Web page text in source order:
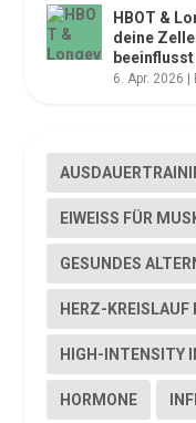
HBOT &
deine
beeinflusst
6. Apr. 2026 |
EIWEISS FÜR
GESUNDES
HERZ-KREISLAUF
HIGH-INTENSITY
HORMONE